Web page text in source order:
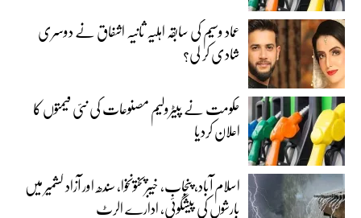
عماد وسیم کی سابقہ اہلیہ ثانیہ اشفاق نے دوسری
شادی کر لی؟
حکومت نے پیٹرولیم مصنوعات کی نئی قیمتوں کا
اعلان کردیا
اسلام آباد، پنجاب، خیبرپختونخوا، سندھ اور آزاد کشمیر میں
بارشوں کی پیشگوئی، ادارے الرٹ